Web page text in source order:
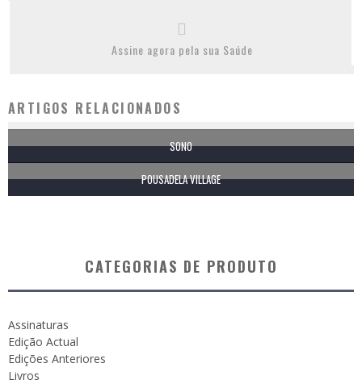
Assine agora pela sua Saúde
ARTIGOS RELACIONADOS
SONO
POUSADELA VILLAGE
CATEGORIAS DE PRODUTO
Assinaturas
Edição Actual
Edições Anteriores
Livros